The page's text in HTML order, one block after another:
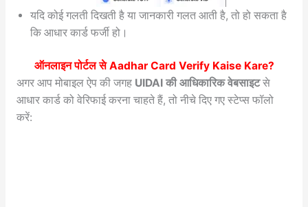
यदि कोई गलती दिखती है या जानकारी गलत आती है, तो हो सकता है
कि आधार कार्ड फर्जी हो।
ऑनलाइन पोर्टल सेAadhar Card Verify Kaise Kare?
अगर आप मोबाइल ऐप की जगह UIDAI की आधिकारिक वेबसाइटसे
आधार कार्ड को वेरिफाई करना चाहते हैं, तो नीचे दिए गए स्टेप्स फॉलो
करें: